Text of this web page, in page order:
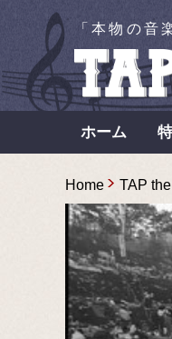
「本物の音
ホーム
Home TAP